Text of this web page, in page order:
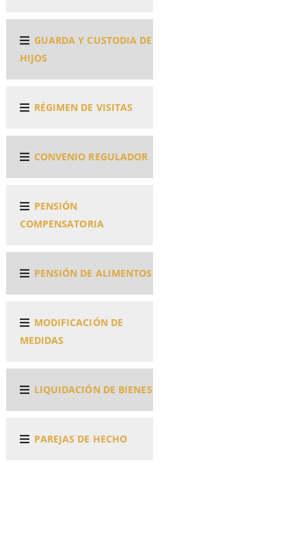
GUARDA Y CUSTODIA DE
HIJOS
RÉGIMEN DE VISITAS
CONVENIO REGULADOR
PENSIÓN
COMPENSATORIA
PENSIÓN DE ALIMENTOS
MODIFICACIÓN DE
MEDIDAS
LIQUIDACIÓN DE BIENES
PAREJAS DE HECHO